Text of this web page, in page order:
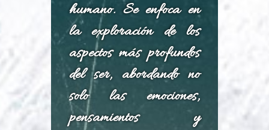
humano. Se enfoca en
la exploración de los
aspectos más profundos
del ser, abordando no
solo las emociones,
pensamientos y